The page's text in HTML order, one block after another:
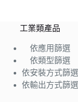
工業類產品
依應用篩選
依類型篩選
依安裝方式篩選
依輸出方式篩選